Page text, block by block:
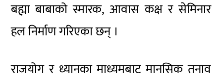
बह्मा बाबाको स्मारक, आवास कक्ष र सेमिनार
हल निर्माण गरिएका छन् ।
राजयोग र ध्यानका माध्यमबाट मानसिक तनाव